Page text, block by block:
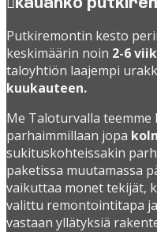
Kauanko
Putkiremontin kesto
keskimäärin noin 2-6
taloyhtiön laajempi
kuukauteen.
Me Taloturvalla
parhaimmillaan jopa
sukituskohteissakin
paketissa muutamassa
vaikuttaa monet tekijät,
valittu remontointitapa
vastaan yllätyksiä